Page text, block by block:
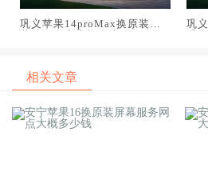
巩义苹果14proMax换原装屏
巩
相关文章